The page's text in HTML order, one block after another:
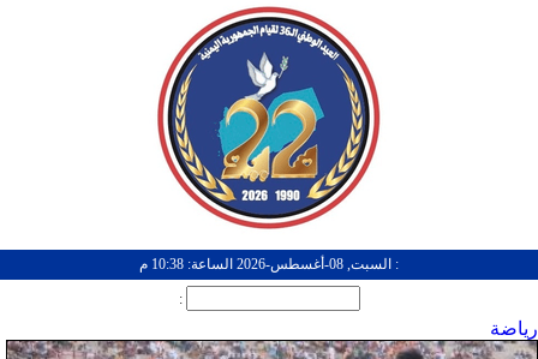
: السبت, 08-أغسطس-2026 الساعة: 10:38 م
:
رياضة